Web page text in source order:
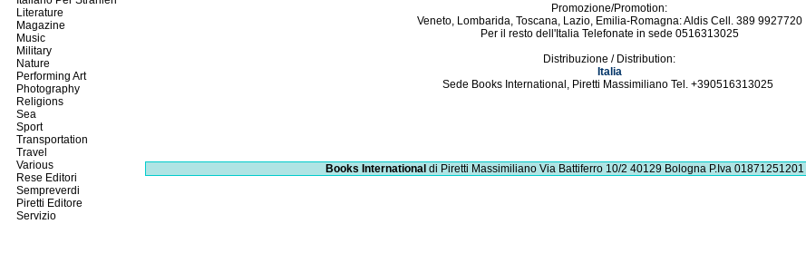
Promozione/Promotion:
Veneto, Lombarida, Toscana, Lazio, Emilia-Romagna: Aldis Cell. 389 9927720
Per il resto dell'Italia Telefonate in sede 0516313025
Distribuzione / Distribution:
Italia
Sede Books International, Piretti Massimiliano Tel. +390516313025
Literature
Magazine
Music
Military
Nature
Performing Art
Photography
Religions
Sea
Sport
Transportation
Travel
Various
Rese Editori
Sempreverdi
Piretti Editore
Servizio
Books International di Piretti Massimiliano Via Battiferro 10/2 40129 Bologna P.Iva 01871251201